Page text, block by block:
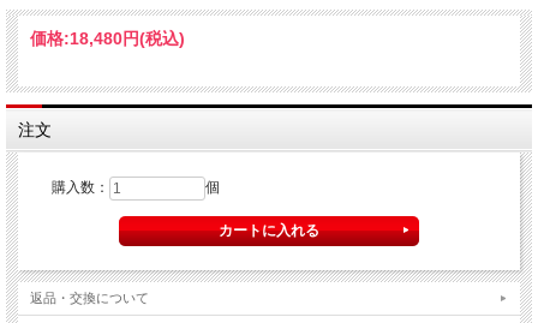
価格:18,480円(税込)
注文
購入数： 個
返品・交換について